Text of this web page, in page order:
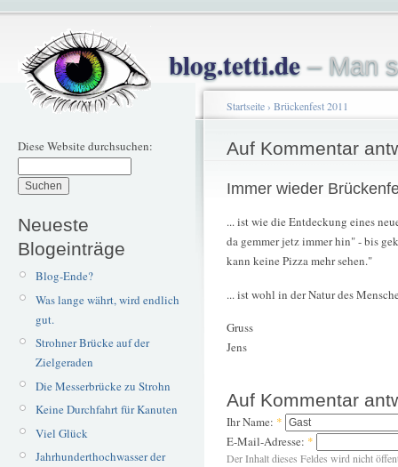
blog.tetti.de– Man
Diese Website durchsuchen:
Neueste
Blogeinträge
Blog-Ende?
Was lange währt, wird endlich
gut.
Strohner Brücke auf der
Zielgeraden
Die Messerbrücke zu Strohn
Keine Durchfahrt für Kanuten
Viel Glück
Jahrhunderthochwasser der
Startseite› Brückenfest 2011
Auf Kommentar
Immer wieder
... ist wie die Entdeckung eines
da gemmer jetz immer hin" - bis
kann keine Pizza mehr sehen."
... ist wohl in der Natur des
Gruss
Jens
Auf Kommentar
Ihr Name: *
E-Mail-Adresse: *
Der Inhalt dieses Feldes wird nicht